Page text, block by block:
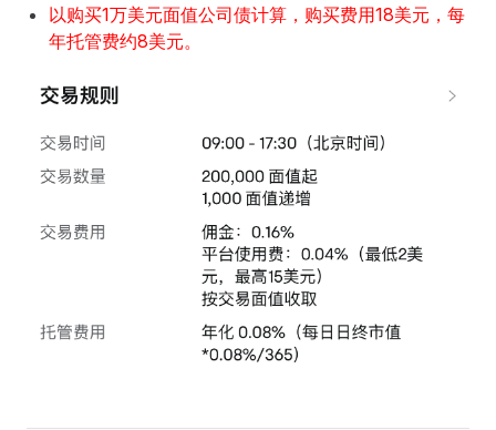
以购买1万美元面值公司债计算，购买费用18美元，每
年托管费约8美元。